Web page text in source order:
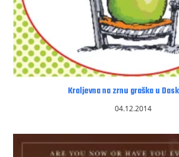
Kraljevna na zrnu graška u
04.12.2014